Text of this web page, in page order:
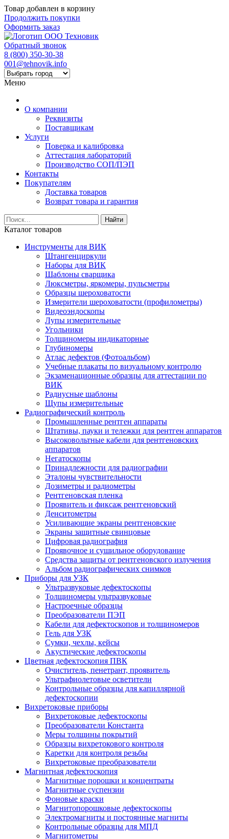
Товар добавлен в корзину
Продолжить покупки
Оформить заказ
Обратный звонок
8 (800) 350-30-38
001@tehnovik.info
Меню
О компании
Реквизиты
Поставщикам
Услуги
Поверка и калибровка
Аттестация лабораторий
Производство СОП/ПЭП
Контакты
Покупателям
Доставка товаров
Возврат товара и гарантия
Найти
Каталог товаров
Инструменты для ВИК
Штангенциркули
Наборы для ВИК
Шаблоны сварщика
Люксметры, яркомеры, пульсметры
Образцы шероховатости
Измерители шероховатости (профилометры)
Видеоэндоскопы
Лупы измерительные
Угольники
Толщиномеры индикаторные
Глубиномеры
Атлас дефектов (Фотоальбом)
Учебные плакаты по визуальному контролю
Экзаменационные образцы для аттестации по
ВИК
Радиусные шаблоны
Щупы измерительные
Радиографический контроль
Промышленные рентген аппараты
Штативы, пауки и тележки для рентген аппаратов
Высоковольтные кабели для рентгеновских
аппаратов
Негатоскопы
Принадлежности для радиографии
Эталоны чувствительности
Дозиметры и радиометры
Рентгеновская пленка
Проявитель и фиксаж рентгеновский
Денситометры
Усиливающие экраны рентгеновские
Экраны защитные свинцовые
Цифровая радиография
Проявочное и сушильное оборудование
Средства защиты от рентгеновского излучения
Альбом радиографических снимков
Приборы для УЗК
Ультразвуковые дефектоскопы
Толщиномеры ультразвуковые
Настроечные образцы
Преобразователи ПЭП
Кабели для дефектоскопов и толщиномеров
Гель для УЗК
Сумки, чехлы, кейсы
Акустические дефектоскопы
Цветная дефектоскопия ПВК
Очиститель, пенетрант, проявитель
Ультрафиолетовые осветители
Контрольные образцы для капиллярной
дефектоскопии
Вихретоковые приборы
Вихретоковые дефектоскопы
Преобразователи Константа
Меры толщины покрытий
Образцы вихретокового контроля
Каретки для контроля резьбы
Вихретоковые преобразователи
Магнитная дефектоскопия
Магнитные порошки и концентраты
Магнитные суспензии
Фоновые краски
Магнитопорошковые дефектоскопы
Электромагниты и постоянные магниты
Контрольные образцы для МПД
Магнитометры